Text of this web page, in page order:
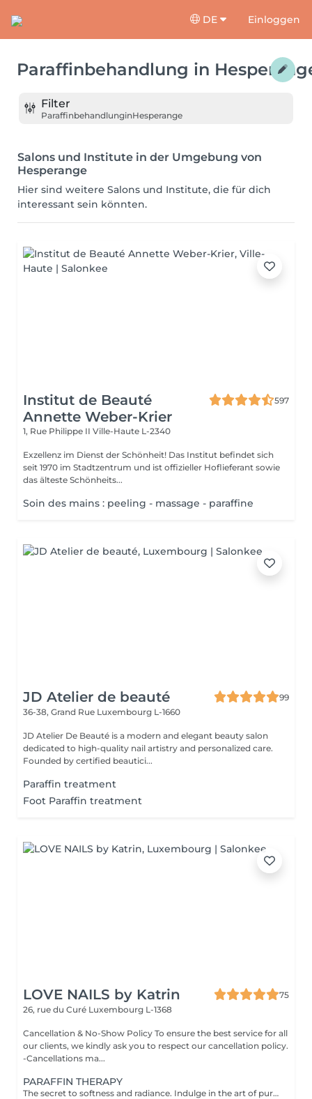
DE Einloggen
Paraffinbehandlung in
Filter
ParaffinbehandlunginHesperange
Salons und Institute in der Umgebung von
Hesperange
Hier sind weitere Salons und Institute, die für dich
interessant sein könnten.
Institut de Beauté
Annette Weber-Krier
597
1, Rue Philippe II Ville-Haute L-2340
Exzellenz im Dienst der Schönheit! Das Institut befindet sich
seit 1970 im Stadtzentrum und ist offizieller Hoflieferant sowie
das älteste Schönheits...
Soin des mains : peeling - massage - paraffine
JD Atelier de beauté
99
36-38, Grand Rue Luxembourg L-1660
JD Atelier De Beauté is a modern and elegant beauty salon
dedicated to high-quality nail artistry and personalized care.
Founded by certified beautici...
Paraffin treatment
Foot Paraffin treatment
LOVE NAILS by Katrin
75
26, rue du Curé Luxembourg L-1368
Cancellation & No-Show Policy To ensure the best service for all
our clients, we kindly ask you to respect our cancellation policy.
-Cancellations ma...
PARAFFIN THERAPY
The secret to softness and radiance. Indulge in the art of pure rejuvenation with our Paraffin Therapy a deeply nourishing ritual designed to restore silky smoothness and elegant suppleness to your hands or feet. Your experience includes: Refining scrub gently polishes and renews the skin's texture Nourishing cream massage envelops your skin in moisture and relaxation Warm paraffin cocoon seals in hydration while improving circulation and elasticity The result: Satin-soft skin, restored comfort, and a youthful glow that lasts. Perfect as a standalone treatment or the ultimate finishing touch to your manicure or pedicure. A moment of warmth, luxury, and renewal your skin deserves nothing less. Recommended Frequency: For beautifully soft, hydrated skin, enjoy one paraffin therapy session per week for the first few treatments, then every 23 weeks to maintain lasting smoothness and radiance. Contraindications: Not recommended in case of open wounds, inflammation, skin irritation, or infection. Always ensure the skin is healthy and comfortable before treatment.